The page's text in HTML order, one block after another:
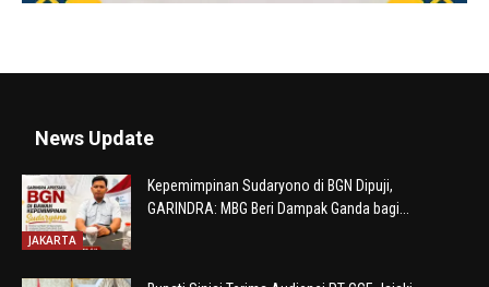
News Update
JAKARTA
Kepemimpinan Sudaryono di BGN Dipuji,
GARINDRA: MBG Beri Dampak Ganda bagi...